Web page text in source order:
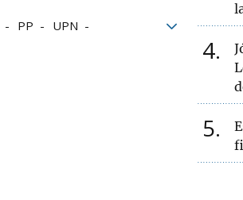
PP
UPN
4
5